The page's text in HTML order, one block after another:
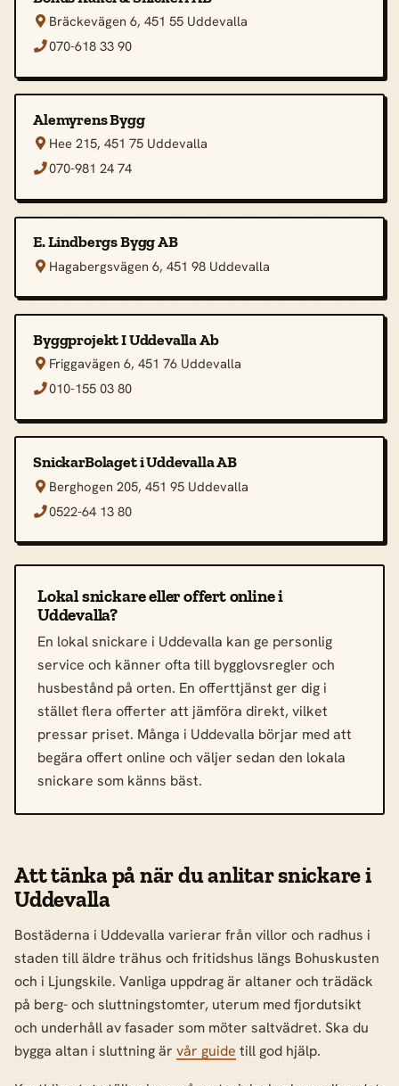
 Bräckevägen 6, 451 55 Uddevalla
070-618 33 90
Alemyrens Bygg
 Hee 215, 451 75 Uddevalla
070-981 24 74
E. Lindbergs Bygg AB
 Hagabergsvägen 6, 451 98 Uddevalla
Byggprojekt I Uddevalla Ab
 Friggavägen 6, 451 76 Uddevalla
010-155 03 80
SnickarBolaget i Uddevalla AB
 Berghogen 205, 451 95 Uddevalla
0522-64 13 80
Lokal snickare eller offert online i
Uddevalla?
En lokal snickare i Uddevalla kan ge personlig
service och känner ofta till bygglovsregler och
husbestånd på orten. En offerttjänst ger dig i
stället flera offerter att jämföra direkt, vilket
pressar priset. Många i Uddevalla börjar med att
begära offert online och väljer sedan den lokala
snickare som känns bäst.
Att tänka på när du anlitar snickare i
Uddevalla
Bostäderna i Uddevalla varierar från villor och radhus i
staden till äldre trähus och fritidshus längs Bohuskusten
och i Ljungskile. Vanliga uppdrag är altaner och trädäck
på berg- och sluttningstomter, uterum med fjordutsikt
och underhåll av fasader som möter saltvädret. Ska du
bygga altan i sluttning är vår guide till god hjälp.